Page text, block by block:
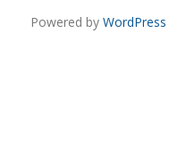
Powered by WordPress